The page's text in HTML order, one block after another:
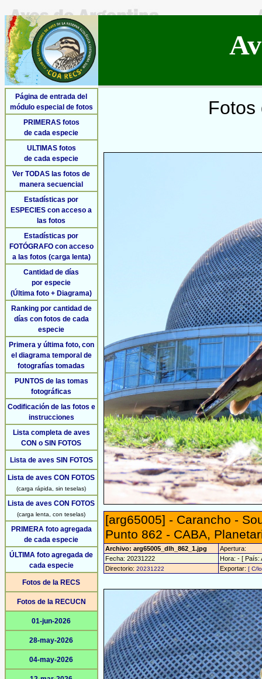
Página de entrada del
módulo especial de fotos
PRIMERAS fotos
de cada especie
ULTIMAS fotos
de cada especie
Ver TODAS las fotos de
manera secuencial
Estadísticas por
ESPECIES con acceso a
las fotos
Estadísticas por
FOTÓGRAFO con acceso
a las fotos (carga lenta)
Cantidad de días
por especie
(Última foto + Diagrama)
Ranking por cantidad de
días con fotos de cada
especie
Primera y última foto, con
el diagrama temporal de
fotografías tomadas
PUNTOS de las tomas
fotográficas
Codificación de las fotos e
instrucciones
Lista completa de aves
CON o SIN FOTOS
Lista de aves SIN FOTOS
Lista de aves CON FOTOS
(carga rápida, sin teselas)
Lista de aves CON FOTOS
(carga lenta, con teselas)
PRIMERA foto agregada
de cada especie
ÚLTIMA foto agregada de
cada especie
Fotos de la RECS
Fotos de la RECUCN
01-jun-2026
28-may-2026
04-may-2026
Fotos
[arg65005] - Carancho -
Punto 862 - CABA,
Archivo: arg65005_dlh_862_1.jpg
Apertura:
Fecha: 20231222
Hora: - [ País:
Directorio: 20231222 Exportar: [ C/